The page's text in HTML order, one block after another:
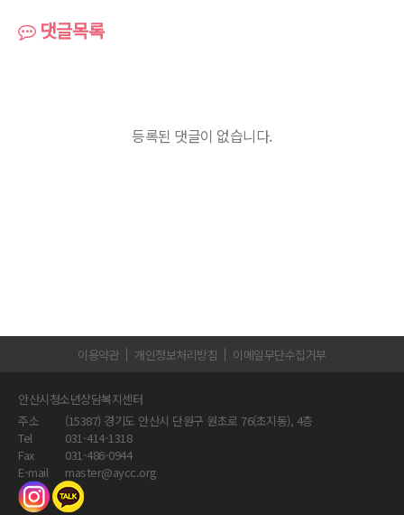
댓글목록
등록된 댓글이 없습니다.
이용약관 개인정보처리방침 이메일무단수집거부
안산시청소년상담복지센터
주소
(15387) 경기도 안산시 단원구 원초로 76(초지동), 4층
Tel
031-414-1318
Fax
031-486-0944
E-mail
master@aycc.org